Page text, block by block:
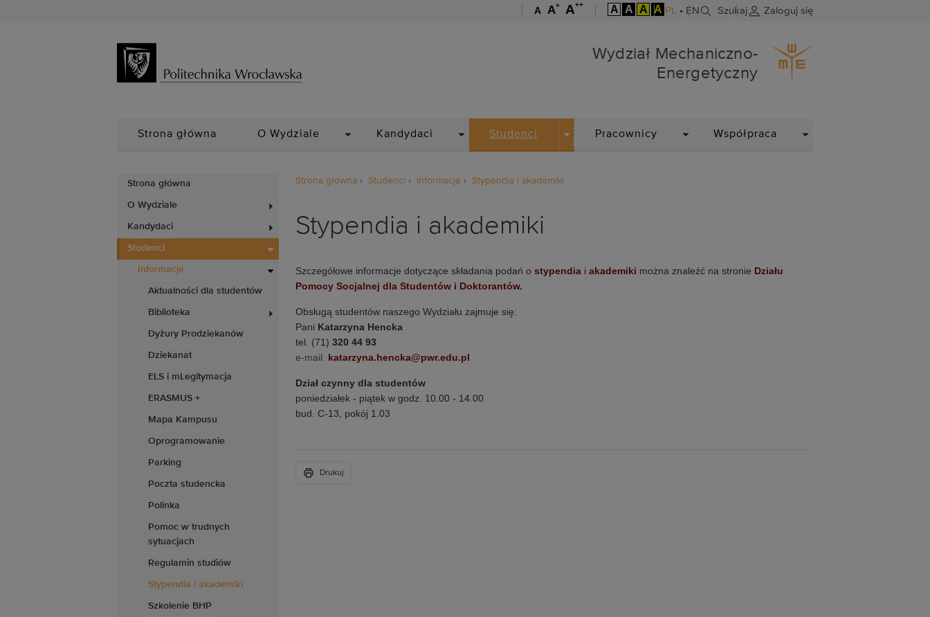
A A+ A++ A A A A PL • EN Szukaj Zaloguj się
Wydział Mechaniczno-Energetyczny
Wydział Mechaniczno-
Energetyczny
Strona główna O Wydziale Kandydaci Studenci
DROPDOWN
Pracownicy Współpraca
Strona główna
O Wydziale
Kandydaci
Studenci
Informacje
Aktualności dla studentów
Biblioteka
Dyżury Prodziekanów
Dziekanat
ELS i mLegitymacja
ERASMUS +
Mapa Kampusu
Oprogramowanie
Parking
Poczta studencka
Polinka
Pomoc w trudnych
sytuacjach
Regulamin studiów
Stypendia i akademiki
Szkolenie BHP
Strona główna Studenci Informacje Stypendia i akademiki
Stypendia i akademiki
Szczegółowe informacje dotyczące składania podań o stypendiai akademiki można znaleźć na stronie Działu
Pomocy Socjalnej dla Studentów i Doktorantów.
Obsługą studentów naszego Wydziału zajmuje się:
Pani Katarzyna Hencka
tel. (71) 320 44 93
e-mail: katarzyna.hencka@pwr.edu.pl
Dział czynny dla studentów
poniedziałek - piątek w godz. 10.00 - 14.00
bud. C-13, pokój 1.03
Drukuj